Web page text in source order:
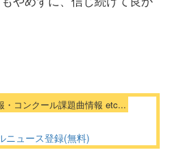
・コンクール課題曲情報 etc...
ニュース登録(無料)